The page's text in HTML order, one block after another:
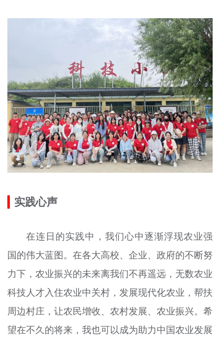
实践心声
在连日的实践中，我们心中逐渐浮现农业强
国的伟大蓝图。在各大高校、企业、政府的不断努
力下，农业振兴的未来离我们不再遥远，无数农业
科技人才入住农业中关村，发展现代化农业，帮扶
周边村庄，让农民增收、农村发展、农业振兴。希
望在不久的将来，我也可以成为助力中国农业发展